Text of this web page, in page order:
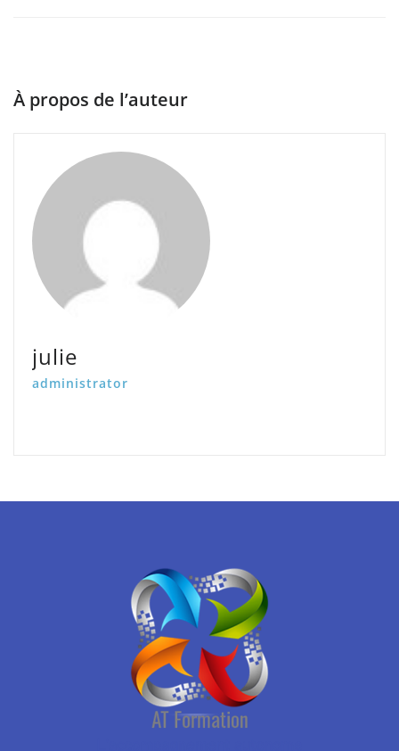
À propos de l’auteur
julie
administrator